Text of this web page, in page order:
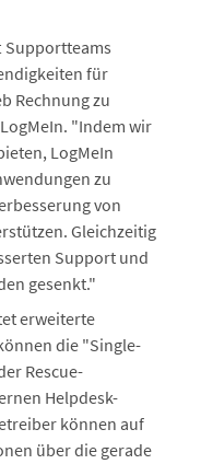
für
Rechnung zu
"Indem wir
LogMeIn
zu
von
Gleichzeitig
Support und
gesenkt."
erweiterte
die "Single-
Rescue-
Helpdesk-
können auf
über die gerade